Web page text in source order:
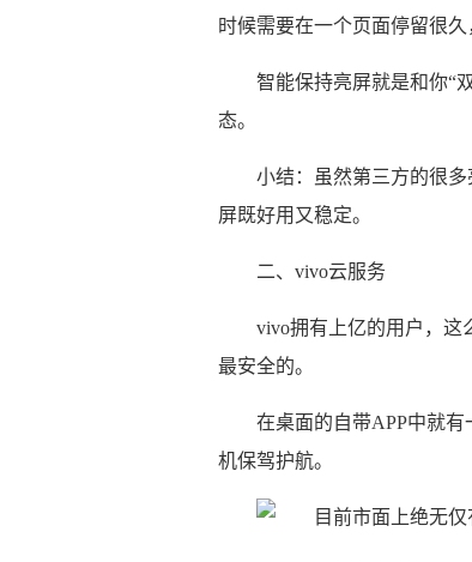
时候需要在一个页面停留很
智能保持亮屏就是和你“
态。
小结：虽然第三方的很
屏既好用又稳定。
二、vivo云服务
vivo拥有上亿的用户，这
最安全的。
在桌面的自带APP中就
机保驾护航。